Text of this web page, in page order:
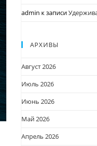
admin к записи
АРХИВЫ
Август 2026
Июль 2026
Июнь 2026
Май 2026
Апрель 2026